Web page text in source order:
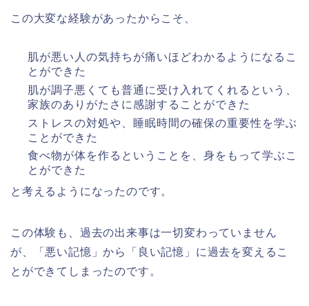
この大変な経験があったからこそ、
肌が悪い人の気持ちが痛いほどわかるようになるこ
とができた
肌が調子悪くても普通に受け入れてくれるという、
家族のありがたさに感謝することができた
ストレスの対処や、睡眠時間の確保の重要性を学ぶ
ことができた
食べ物が体を作るということを、身をもって学ぶこ
とができた
と考えるようになったのです。
この体験も、過去の出来事は一切変わっていません
が、「悪い記憶」から「良い記憶」に過去を変えるこ
とができてしまったのです。